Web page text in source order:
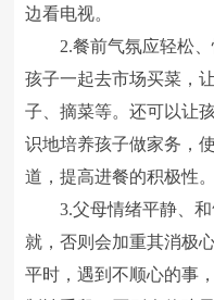
边看电视。
2.餐前气氛应轻松、
孩子一起去市场买菜，
子、摘菜等。还可以让
识地培养孩子做家务，
道，提高进餐的积极性。
3.父母情绪平静、和
就，否则会加重其消极
平时，遇到不顺心的事